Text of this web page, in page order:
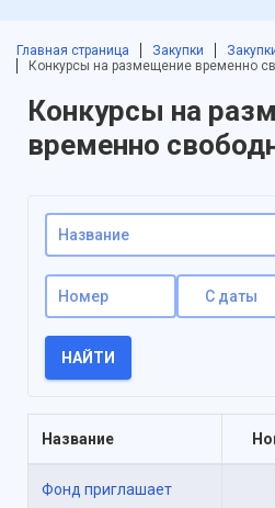
Главная страница Закупки
Конкурсы на размещение временно
Конкурсы на
временно
НАЙТИ
Название
Фонд приглашает